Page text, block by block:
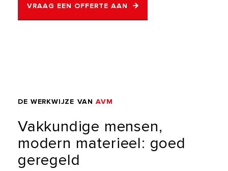
VRAAG EEN OFFERTE AAN
DE WERKWIJZE VAN AVM
Vakkundige mensen,
modern materieel: goed
geregeld